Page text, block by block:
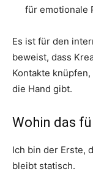
für emotionale
Es ist für den
beweist, dass
Kontakte
die Hand gibt.
Wohin das
Ich bin der Erste,
bleibt statisch.